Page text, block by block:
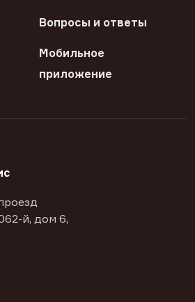
Вопросы и ответы
Мобильное
приложение
й, дом 6,